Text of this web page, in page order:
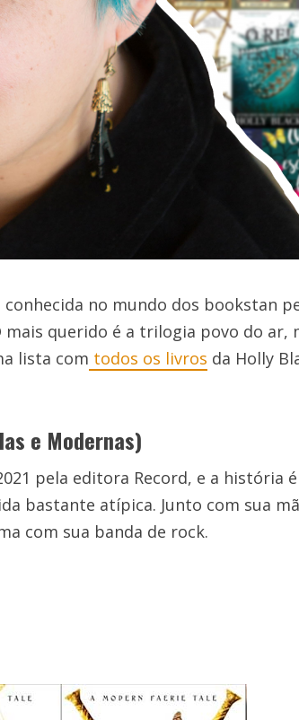
no mundo dos bookstan
querido é a trilogia povo do ar,
lista com todos os livros da Holly
e Modernas)
pela editora Record, e a história é
bastante atípica. Junto com sua
com sua banda de rock.